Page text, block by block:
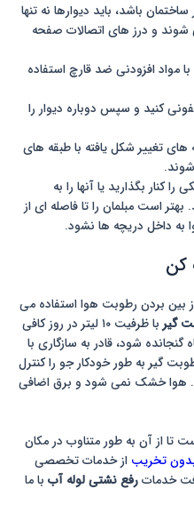
باشد، باید دیوارها نه تنها
شوند و درز های اتصالات صفحه
مواد افزودنی ضد قارچ استفاده
کنید و سپس دوباره دیوار را
تغییر شکل یافته با طبقه های
کنار بگذارید یا آنها را به
است مبلمان را تا فاصله ای از
به داخل دریچه ها نشود.
کن
بین بردن رطوبت هوا استفاده می
گیر
با ظرفیت ۱۰ لیتر در روز کافی
شود، قادر به سازگاری با
گیر به طور خودکار جو را کنترل
هوا خشک نمی شود و برق اضافی
از آن به طور متناوب در مکان
تخریب از خدمات تخصصی
خدماترفع نشتی لوله آب با ما